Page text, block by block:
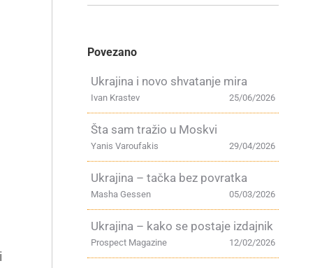
Povezano
Ukrajina i novo shvatanje mira
25/06/2026
Ivan Krastev
Šta sam tražio u Moskvi
29/04/2026
Yanis Varoufakis
Ukrajina – tačka bez povratka
05/03/2026
Masha Gessen
Ukrajina – kako se postaje izdajnik
12/02/2026
Prospect Magazine